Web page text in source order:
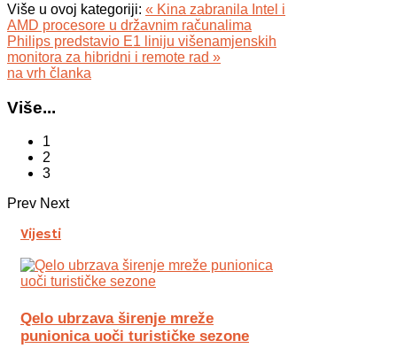
Više u ovoj kategoriji: « Kina zabranila Intel i
AMD procesore u državnim računalima
Philips predstavio E1 liniju višenamjenskih
monitora za hibridni i remote rad »
na vrh članka
Više...
1
2
3
Prev Next
Vijesti
Qelo ubrzava širenje mreže
punionica uoči turističke sezone